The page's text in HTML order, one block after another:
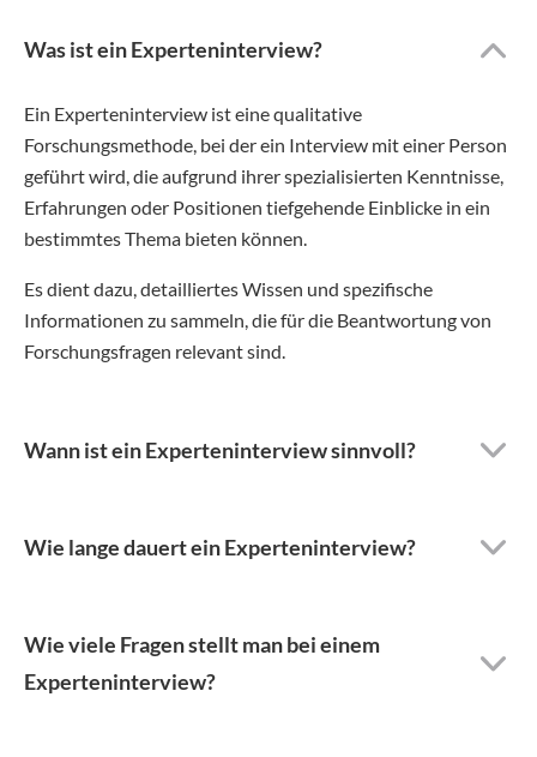
Was ist ein Experteninterview?
Ein Experteninterview ist eine qualitative
Forschungsmethode, bei der ein Interview mit einer Person
geführt wird, die aufgrund ihrer spezialisierten Kenntnisse,
Erfahrungen oder Positionen tiefgehende Einblicke in ein
bestimmtes Thema bieten können.
Es dient dazu, detailliertes Wissen und spezifische
Informationen zu sammeln, die für die Beantwortung von
Forschungsfragen relevant sind.
Wann ist ein Experteninterview sinnvoll?
Wie lange dauert ein Experteninterview?
Wie viele Fragen stellt man bei einem
Experteninterview?